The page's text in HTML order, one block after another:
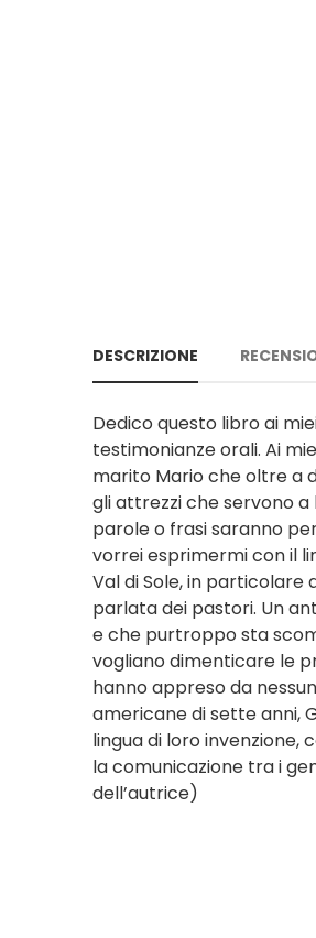
DESCRIZIONE
Dedico questo libro ai
testimonianze orali. Ai
marito Mario che oltre a
gli attrezzi che servono
parole o frasi saranno
vorrei esprimermi con il
Val di Sole, in particolare
parlata dei pastori. Un
e che purtroppo sta
vogliano dimenticare le
hanno appreso da
americane di sette anni,
lingua di loro invenzione,
la comunicazione tra i
dell’autrice)